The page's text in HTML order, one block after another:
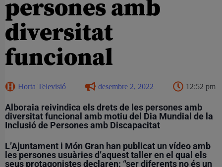
persones amb
diversitat
funcional
Horta Televisió desembre 2, 2022 12:52 pm
Alboraia reivindica els drets de les persones amb
diversitat funcional amb motiu del Dia Mundial de la
Inclusió de Persones amb Discapacitat
L’Ajuntament i Món Gran han publicat un vídeo amb
les persones usuàries d’aquest taller en el qual els
seus protagonistes declaren: “ser diferents no és un